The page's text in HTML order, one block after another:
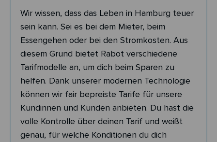
Wir wissen, dass das Leben in Hamburg teuer
sein kann. Sei es bei dem Mieter, beim
Essengehen oder bei den Stromkosten. Aus
diesem Grund bietet Rabot verschiedene
Tarifmodelle an, um dich beim Sparen zu
helfen. Dank unserer modernen Technologie
können wir fair bepreiste Tarife für unsere
Kundinnen und Kunden anbieten. Du hast die
volle Kontrolle über deinen Tarif und weißt
genau, für welche Konditionen du dich